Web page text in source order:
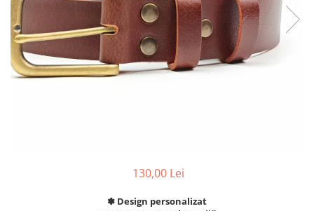
130,00 Lei
✽ Design personalizat